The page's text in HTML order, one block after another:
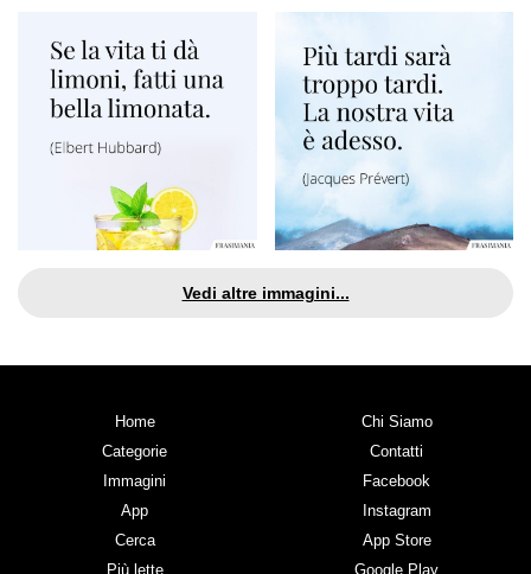
Vedi altre immagini...
Home
Categorie
Immagini
App
Cerca
Più lette
Chi Siamo
Contatti
Facebook
Instagram
App Store
Google Play